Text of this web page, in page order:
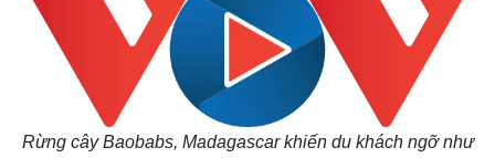
Rừng cây Baobabs, Madagascar khiến du khách ngỡ như